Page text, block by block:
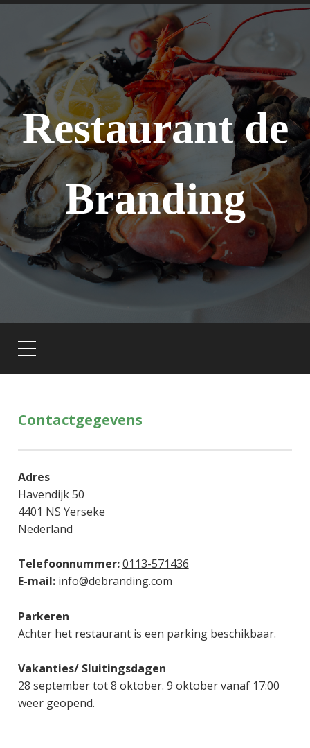
Restaurant de
Branding
Contactgegevens
Adres
Havendijk 50
4401 NS Yerseke
Nederland
Telefoonnummer: 0113-571436
E-mail: info@debranding.com
Parkeren
Achter het restaurant is een parking beschikbaar.
Vakanties/ Sluitingsdagen
28 september tot 8 oktober. 9 oktober vanaf 17:00
weer geopend.